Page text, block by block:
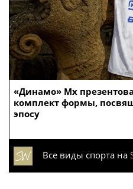
«Динамо» Мх
комплект формы,
эпосу
Все виды спорта на